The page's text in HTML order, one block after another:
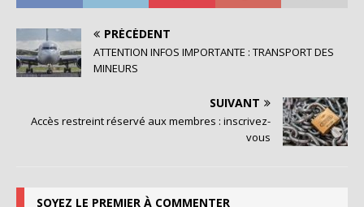
PRÉCÉDENT
ATTENTION INFOS IMPORTANTE : TRANSPORT DES
MINEURS
SUIVANT
Accès restreint réservé aux membres : inscrivez-
vous
SOYEZ LE PREMIER À COMMENTER